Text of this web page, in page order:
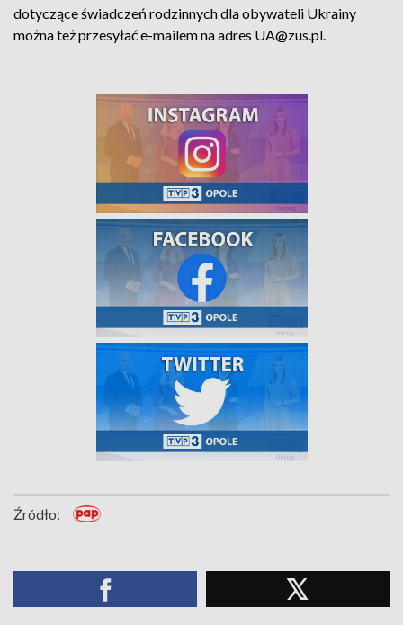
dotyczące świadczeń rodzinnych dla obywateli Ukrainy
można też przesyłać e-mailem na adres UA@zus.pl.
Źródło: